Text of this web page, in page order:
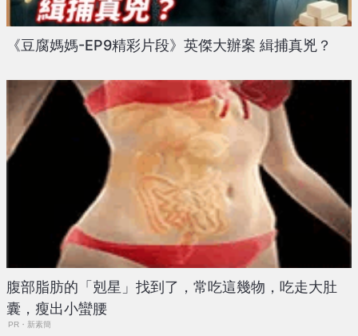
《豆腐媽媽-EP9精彩片段》英傑大辦案 緝捕真兇？
腹部脂肪的「剋星」找到了，常吃這幾物，吃走大肚
囊，瘦出小蠻腰
PR・新素簡